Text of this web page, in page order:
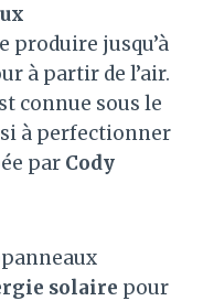
produire jusqu’à
à partir de l’air.
connue sous le
à perfectionner
par Cody
solaire pour